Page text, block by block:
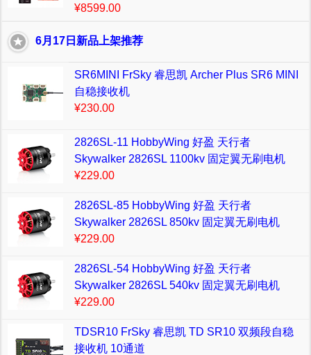
¥8599.00
6月17日新品上架推荐
SR6MINI FrSky 睿思凯 Archer Plus SR6 MINI
自稳接收机
¥230.00
2826SL-11 HobbyWing 好盈 天行者
Skywalker 2826SL 1100kv 固定翼无刷电机
¥229.00
2826SL-85 HobbyWing 好盈 天行者
Skywalker 2826SL 850kv 固定翼无刷电机
¥229.00
2826SL-54 HobbyWing 好盈 天行者
Skywalker 2826SL 540kv 固定翼无刷电机
¥229.00
TDSR10 FrSky 睿思凯 TD SR10 双频段自稳
接收机 10通道